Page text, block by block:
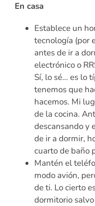
En casa
Establece un
tecnología (por
antes de ir a
electrónico o
Sí, lo sé… es lo
tenemos que
hacemos. Mi
de la cocina.
descansando y
de ir a dormir,
cuarto de baño
Mantén el
modo avión,
de ti. Lo cierto
dormitorio